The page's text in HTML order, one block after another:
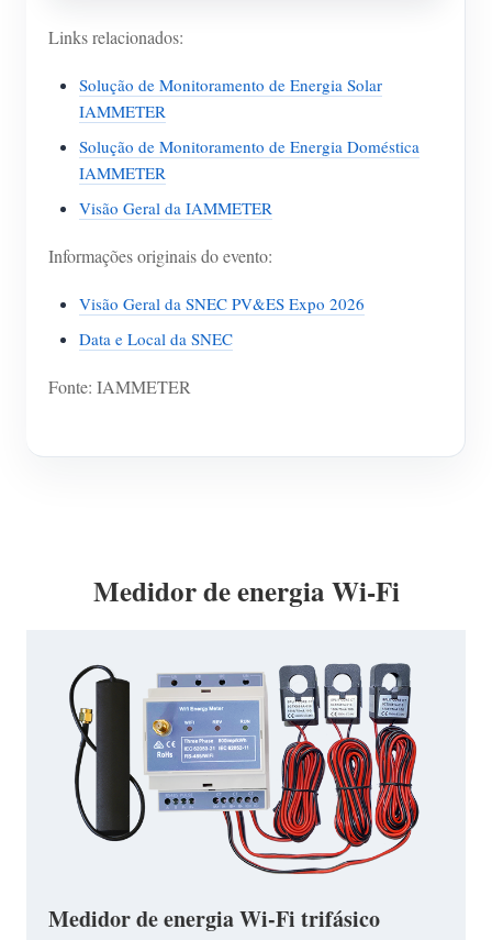
Links relacionados:
Solução de Monitoramento de Energia Solar
IAMMETER
Solução de Monitoramento de Energia Doméstica
IAMMETER
Visão Geral da IAMMETER
Informações originais do evento:
Visão Geral da SNEC PV&ES Expo 2026
Data e Local da SNEC
Fonte: IAMMETER
Medidor de energia Wi-Fi
Medidor de energia Wi-Fi trifásico